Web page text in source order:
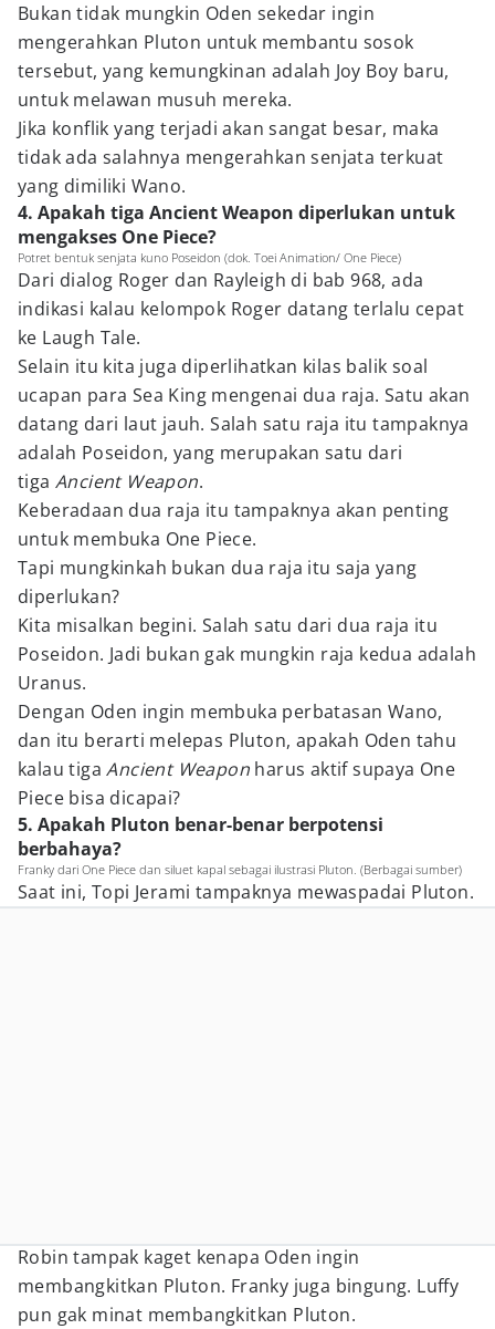
Bukan tidak mungkin Oden sekedar ingin
mengerahkan Pluton untuk membantu sosok
tersebut, yang kemungkinan adalah Joy Boy baru,
untuk melawan musuh mereka.
Jika konflik yang terjadi akan sangat besar, maka
tidak ada salahnya mengerahkan senjata terkuat
yang dimiliki Wano.
4. Apakah tiga Ancient Weapon diperlukan untuk
mengakses One Piece?
Potret bentuk senjata kuno Poseidon (dok. Toei Animation/ One Piece)
Dari dialog Roger dan Rayleigh di bab 968, ada
indikasi kalau kelompok Roger datang terlalu cepat
ke Laugh Tale.
Selain itu kita juga diperlihatkan kilas balik soal
ucapan para Sea King mengenai dua raja. Satu akan
datang dari laut jauh. Salah satu raja itu tampaknya
adalah Poseidon, yang merupakan satu dari
tiga Ancient Weapon.
Keberadaan dua raja itu tampaknya akan penting
untuk membuka One Piece.
Tapi mungkinkah bukan dua raja itu saja yang
diperlukan?
Kita misalkan begini. Salah satu dari dua raja itu
Poseidon. Jadi bukan gak mungkin raja kedua adalah
Uranus.
Dengan Oden ingin membuka perbatasan Wano,
dan itu berarti melepas Pluton, apakah Oden tahu
kalau tigaAncient Weapon harus aktif supaya One
Piece bisa dicapai?
5. Apakah Pluton benar-benar berpotensi
berbahaya?
Franky dari One Piece dan siluet kapal sebagai ilustrasi Pluton. (Berbagai sumber)
Saat ini, Topi Jerami tampaknya mewaspadai Pluton.
Robin tampak kaget kenapa Oden ingin
membangkitkan Pluton. Franky juga bingung. Luffy
pun gak minat membangkitkan Pluton.